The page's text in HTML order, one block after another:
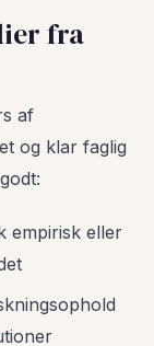
fra
af
og klar faglig
empirisk eller